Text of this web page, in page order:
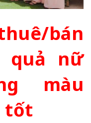
bán
quả nữ
màu
tốt